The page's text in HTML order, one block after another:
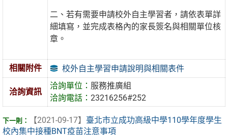
二、若有需要申請校外自主學習者，請依表單詳
細填寫，並完成表格內的家長簽名與相關單位核
章。
相關附件 校外自主學習申請說明與相關表件
洽詢資訊
洽詢單位： 服務推廣組
洽詢電話：23216256#252
【2021-09-17】 臺北市立成功高級中學110學年度學生
校內集中接種BNT疫苗注意事項